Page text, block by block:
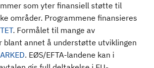
som yter finansiell støtte til
områder. Programmene finansieres
. Formålet til mange av
blant annet å understøtte utviklingen
. EØS/EFTA-landene kan i